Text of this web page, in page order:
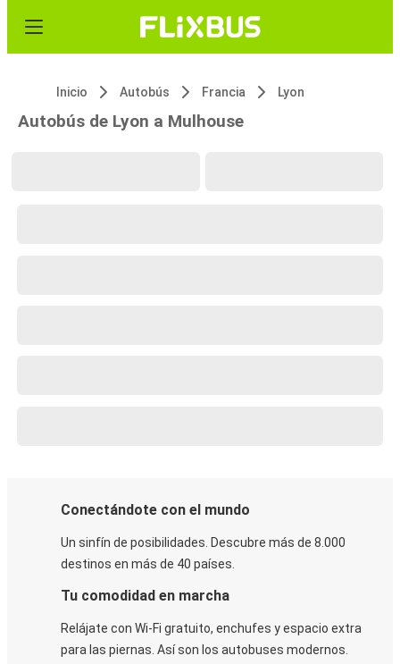
Inicio Autobús Francia Lyon
Autobús de Lyon a Mulhouse
Conectándote con el mundo
Un sinfín de posibilidades. Descubre más de 8.000
destinos en más de 40 países.
Tu comodidad en marcha
Relájate con Wi-Fi gratuito, enchufes y espacio extra
para las piernas. Así son los autobuses modernos.